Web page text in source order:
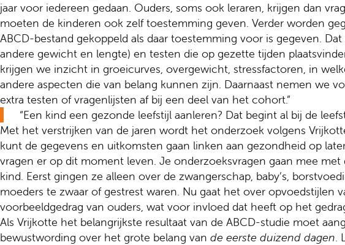
jaar voor iedereen gedaan. Ouders, soms ook leraren, krijgen dan
moeten de kinderen ook zelf toestemming geven. Verder worden
ABCD-bestand gekoppeld als daar toestemming voor is gegeven.
andere gewicht en lengte) en testen die op gezette tijden
krijgen we inzicht in groeicurves, overgewicht, stressfactoren, in
andere aspecten die van belang kunnen zijn. Daarnaast nemen we
extra testen of vragenlijsten af bij een deel van het cohort.”
“Een kind een gezonde leefstijl aanleren? Dat begint al bij de
Met het verstrijken van de jaren wordt het onderzoek volgens
kunt de gegevens en uitkomsten gaan linken aan gezondheid op
vragen er op dit moment leven. Je onderzoeksvragen gaan mee
kind. Eerst gingen ze alleen over de zwangerschap, baby’s,
moeders te zwaar of gestrest waren. Nu gaat het over opvoedstijlen
voorbeeldgedrag van ouders, wat voor invloed dat heeft op het
Als Vrijkotte het belangrijkste resultaat van de ABCD-studie moet
bewustwording over het grote belang van de eerste duizend dagen.